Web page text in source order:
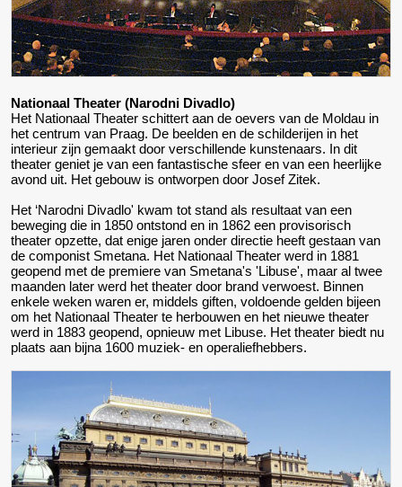
Nationaal Theater (Narodni Divadlo)
Het Nationaal Theater schittert aan de oevers van de Moldau in
het centrum van Praag. De beelden en de schilderijen in het
interieur zijn gemaakt door verschillende kunstenaars. In dit
theater geniet je van een fantastische sfeer en van een heerlijke
avond uit. Het gebouw is ontworpen door Josef Zitek.
Het ‘Narodni Divadlo' kwam tot stand als resultaat van een
beweging die in 1850 ontstond en in 1862 een provisorisch
theater opzette, dat enige jaren onder directie heeft gestaan van
de componist Smetana. Het Nationaal Theater werd in 1881
geopend met de premiere van Smetana's 'Libuse', maar al twee
maanden later werd het theater door brand verwoest. Binnen
enkele weken waren er, middels giften, voldoende gelden bijeen
om het Nationaal Theater te herbouwen en het nieuwe theater
werd in 1883 geopend, opnieuw met Libuse. Het theater biedt nu
plaats aan bijna 1600 muziek- en operaliefhebbers.